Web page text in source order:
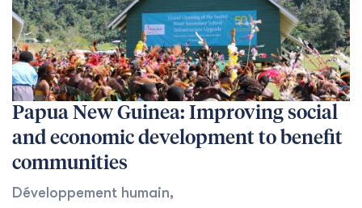
Papua New Guinea: Improving social
and economic development to benefit
communities
Développement humain,